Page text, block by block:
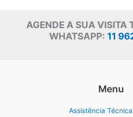
AGENDE A SUA VISITA
WHATSAPP: 11
Menu
Assistência